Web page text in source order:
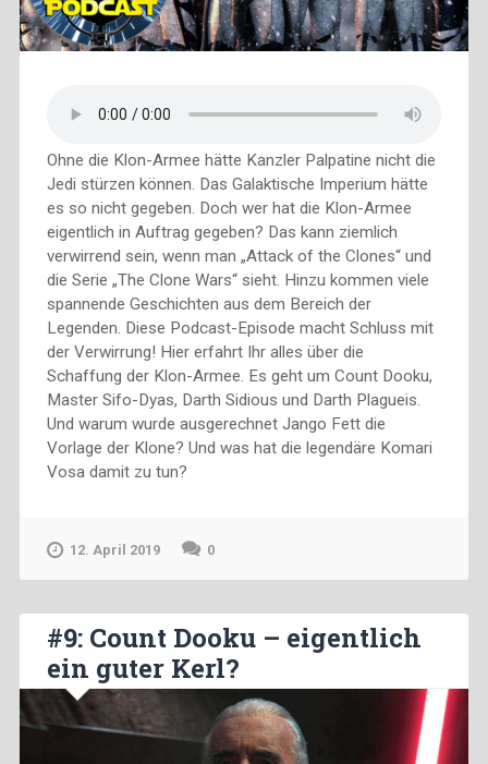
Ohne die Klon-Armee hätte Kanzler Palpatine nicht die
Jedi stürzen können. Das Galaktische Imperium hätte
es so nicht gegeben. Doch wer hat die Klon-Armee
eigentlich in Auftrag gegeben? Das kann ziemlich
verwirrend sein, wenn man „Attack of the Clones“ und
die Serie „The Clone Wars“ sieht. Hinzu kommen viele
spannende Geschichten aus dem Bereich der
Legenden. Diese Podcast-Episode macht Schluss mit
der Verwirrung! Hier erfahrt Ihr alles über die
Schaffung der Klon-Armee. Es geht um Count Dooku,
Master Sifo-Dyas, Darth Sidious und Darth Plagueis.
Und warum wurde ausgerechnet Jango Fett die
Vorlage der Klone? Und was hat die legendäre Komari
Vosa damit zu tun?
12. April 2019 0
#9: Count Dooku – eigentlich
ein guter Kerl?